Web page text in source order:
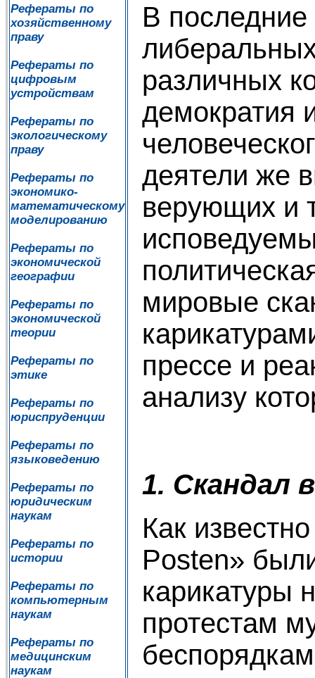
Рефераты по
хозяйственному
праву
Рефераты по
цифровым
устройствам
Рефераты по
экологическому
праву
Рефераты по
экономико-
математическому
моделированию
Рефераты по
экономической
географии
Рефераты по
экономической
теории
Рефераты по
этике
Рефераты по
юриспруденции
Рефераты по
языковедению
Рефераты по
юридическим
наукам
Рефераты по
истории
Рефераты по
компьютерным
наукам
Рефераты по
медицинским
наукам
В
различных
демократия
деятели же
верующих и
мировые
прессе и
анализу
1. Скандал
Как
Posten»
карикатуры
протестам